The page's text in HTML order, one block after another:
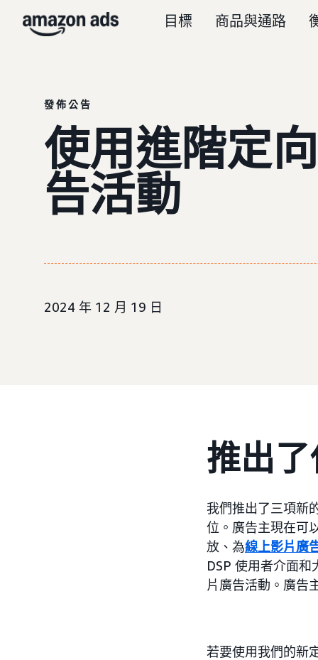
目標 商品與通路
發佈公告
使用進階定
告活動
2024 年 12 月 19 日
推出
我們推出了三項新
位。廣告主現在可
放、為線上影片廣
DSP 使用者介面
片廣告活動。廣告
若要使用我們的新